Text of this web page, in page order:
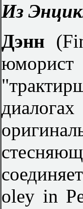
Из
Дэнн
oley in